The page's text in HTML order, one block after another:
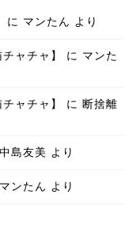
に マンたん より
ャチャ】 に マンた
ャチャ】 に 断捨離
中島友美 より
マンたん より